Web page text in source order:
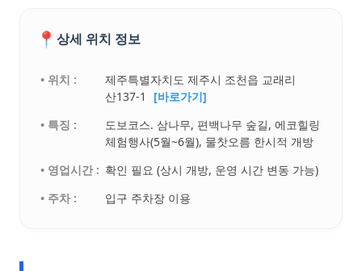
📍 상세 위치 정보
• 위치 :
제주특별자치도 제주시 조천읍 교래리
산137-1
[바로가기]
• 특징 :
도보코스. 삼나무, 편백나무 숲길, 에코힐링
체험행사(5월~6월), 물찻오름 한시적 개방
• 영업시간 : 확인 필요 (상시 개방, 운영 시간 변동 가능)
• 주차 :
입구 주차장 이용